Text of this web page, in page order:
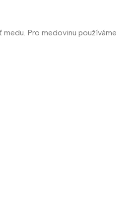
Pro medovinu používáme